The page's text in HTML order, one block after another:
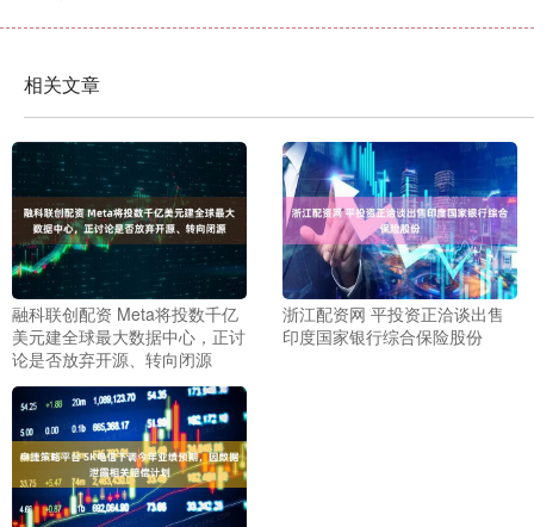
相关文章
融科联创配资 Meta将投数千亿
美元建全球最大数据中心，正讨
论是否放弃开源、转向闭源
浙江配资网 平投资正洽谈出售
印度国家银行综合保险股份